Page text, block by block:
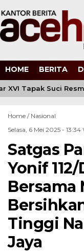
HOME BERITA
XVI Tapak Suci
Home / Nasional
Selasa, 6 Mei 2025 - 13:34
Satgas
Yonif
Bersama
Tinggi
Jaya